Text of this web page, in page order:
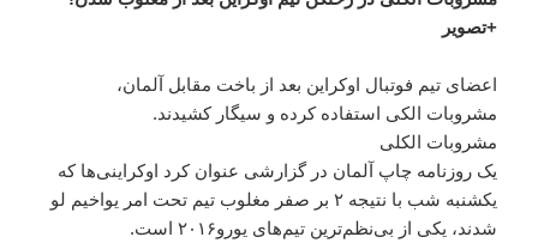
+تصویر
اعضای تیم فوتبال اوکراین بعد از باخت مقابل آلمان،
مشروبات الکی استفاده کرده و سیگار کشیدند.
مشروبات الکلی
یک روزنامه چاپ آلمان در گزارشی عنوان کرد اوکراینی‌ها که
یکشنبه شب با نتیجه ۲ بر صفر مغلوب تیم تحت امر یواخیم لو
شدند، یکی از بی‌نظم‌ترین تیم‌های یورو۲۰۱۶ است.